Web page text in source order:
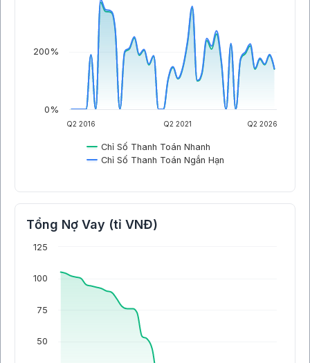
Chỉ Số Thanh Toán Nhanh
Chỉ Số Thanh Toán Ngắn Hạn
Q2 2016 Q2 2021 Q2 2026
0%
200%
Tổng Nợ Vay (tỉ VNĐ)
50
75
100
125